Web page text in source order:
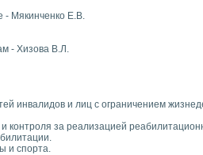
- Мякинченко Е.В.
- Хизова В.Л.
инвалидов и лиц с ограничением
контроля за реализацией
и спорта.